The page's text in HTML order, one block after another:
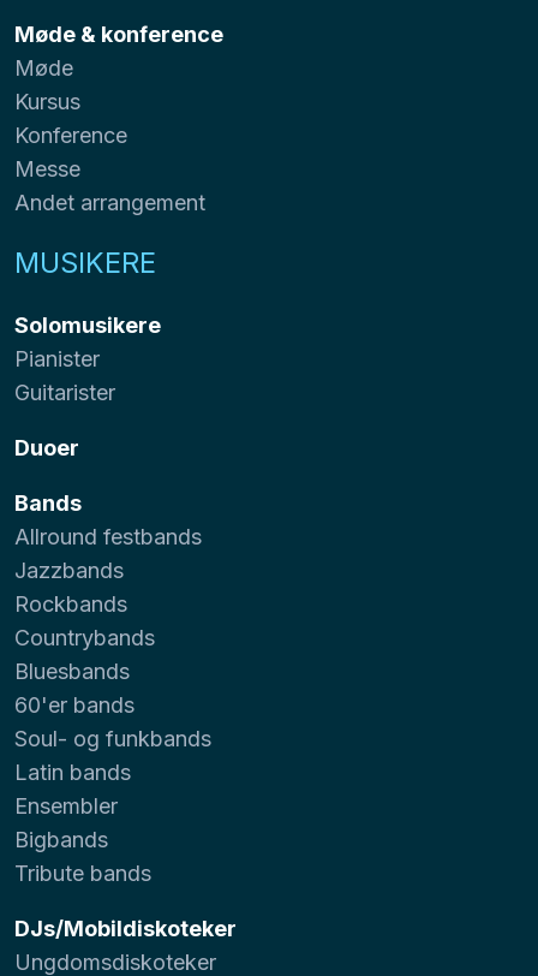
Møde & konference
Møde
Kursus
Konference
Messe
Andet arrangement
MUSIKERE
Solomusikere
Pianister
Guitarister
Duoer
Bands
Allround festbands
Jazzbands
Rockbands
Countrybands
Bluesbands
60'er bands
Soul- og funkbands
Latin bands
Ensembler
Bigbands
Tribute bands
DJs/Mobildiskoteker
Ungdomsdiskoteker